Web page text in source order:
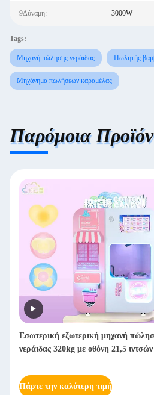
9Δύναμη: 3000W
Tags:
Μηχανή πώλησης νεράιδας Πωλητής
Μηχάνημα πωλήσεων καραμέλας
Παρόμοια
Εσωτερική εξωτερική μηχανή
νεράιδας 320kg με οθόνη 21,5 ιντσών
Πάρτε την καλύτερη τιμή